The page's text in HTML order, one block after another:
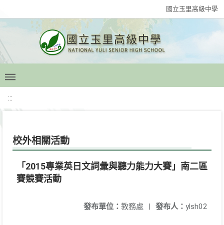
國立玉里高級中學
:::
校外相關活動
「2015專業英日文詞彙與聽力能力大賽」南二區
賽競賽活動
發布人： ylsh02
發布單位： 教務處 |